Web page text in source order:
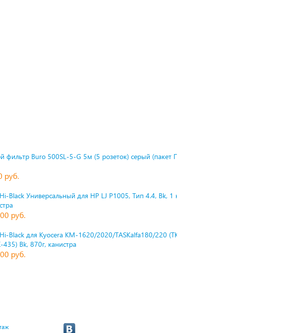
фильтр Buro 500SL-5-G 5м (5 розеток) серый (пакет П
руб.
Black Универсальный для HP LJ P1005, Тип 4.4, Bk, 1 к
руб.
Black для Kyocera KM-1620/2020/TASKalfa180/220 (TK-
435) Bk, 870г, канистра
руб.